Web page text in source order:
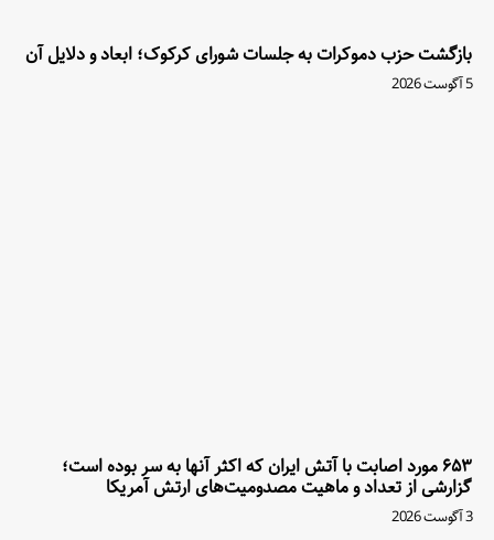
بازگشت حزب دموکرات به جلسات شورای کرکوک؛ ابعاد و دلایل آن
5 آگوست 2026
۶۵۳ مورد اصابت با آتش ایران که اکثر آنها به سر بوده است؛
گزارشی از تعداد و ماهیت مصدومیت‌های ارتش آمریکا
3 آگوست 2026